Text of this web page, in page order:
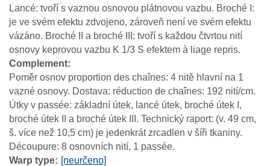
Lancé: tvoří s vaznou osnovou plátnovou vazbu. Broché I:
je ve svém efektu zdvojeno, zároveň není ve svém efektu
vázáno. Broché II a broché III: tvoří s každou čtvrtou nití
osnovy keprovou vazbu K 1/3 S efektem à liage repris.
Complement
Poměr osnov proportion des chaînes: 4 nitě hlavní na 1
vazné osnovy. Dostava: réduction de chaînes: 192 nití/cm.
Útky v passée: základní útek, lancé útek, broché útek I,
broché útek II a broché útek III. Technický raport: (v. 49 cm,
š. více než 10,5 cm) je jedenkrát zrcadlen v šíři tkaniny.
Découpure: 8 osnovních nití, 1 passée.
Warp type
[neurčeno]